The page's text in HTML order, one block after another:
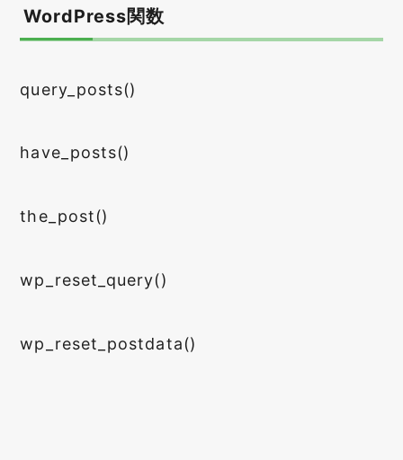
WordPress関数
query_posts()
have_posts()
the_post()
wp_reset_query()
wp_reset_postdata()